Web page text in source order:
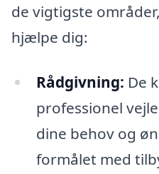
de vigtigste
hjælpe dig:
Rådgivning: De
professionel
dine behov og
formålet med